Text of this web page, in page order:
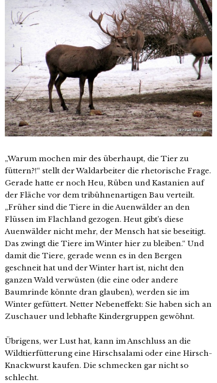
„Warum mochen mir des überhaupt, die Tier zu
füttern?!“ stellt der Waldarbeiter die rhetorische Frage.
Gerade hatte er noch Heu, Rüben und Kastanien auf
der Fläche vor dem tribühnenartigen Bau verteilt.
„Früher sind die Tiere in die Auenwälder an den
Flüssen im Flachland gezogen. Heut gibt’s diese
Auenwälder nicht mehr, der Mensch hat sie beseitigt.
Das zwingt die Tiere im Winter hier zu bleiben.“ Und
damit die Tiere, gerade wenn es in den Bergen
geschneit hat und der Winter hart ist, nicht den
ganzen Wald verwüsten (die eine oder andere
Baumrinde könnte dran glauben), werden sie im
Winter gefüttert. Netter Nebeneffekt: Sie haben sich an
Zuschauer und lebhafte Kindergruppen gewöhnt.
Übrigens, wer Lust hat, kann im Anschluss an die
Wildtierfütterung eine Hirschsalami oder eine Hirsch-
Knackwurst kaufen. Die schmecken gar nicht so
schlecht.